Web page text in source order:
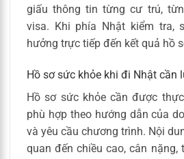
giấu thông tin từng cư trú,
visa. Khi phía Nhật kiểm tra,
hưởng trực tiếp đến kết quả hồ
Hồ sơ sức khỏe khi đi Nhật cần
Hồ sơ sức khỏe cần được
phù hợp theo hướng dẫn của
và yêu cầu chương trình. Nội
quan đến chiều cao, cân nặng,